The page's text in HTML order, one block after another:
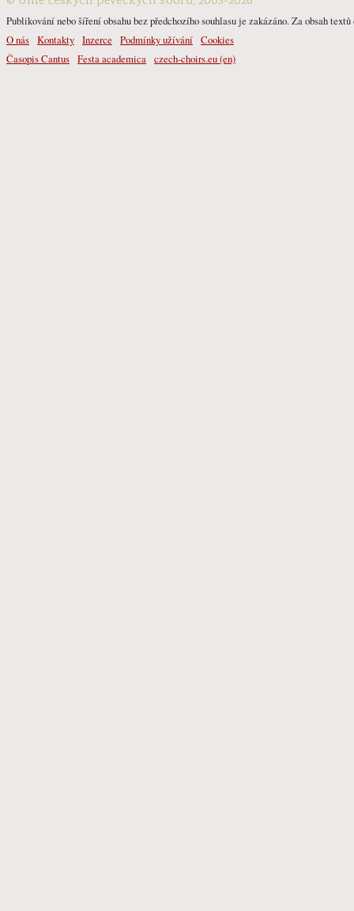
Publikování nebo šíření obsahu bez předchozího souhlasu je zakázáno. Za obsah
O nás Kontakty Inzerce Podmínky užívání Cookies
Časopis Cantus Festa academica czech-choirs.eu (en)